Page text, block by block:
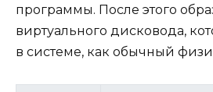
программы. После этого
виртуального дисковода,
в системе, как обычный